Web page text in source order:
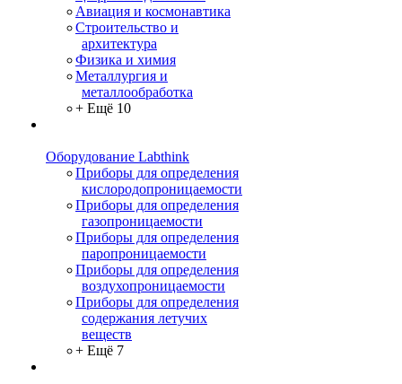
Авиация и космонавтика
Строительство и
архитектура
Физика и химия
Металлургия и
металлообработка
+ Ещё 10
Оборудование Labthink
Приборы для определения
кислородопроницаемости
Приборы для определения
газопроницаемости
Приборы для определения
паропроницаемости
Приборы для определения
воздухопроницаемости
Приборы для определения
содержания летучих
веществ
+ Ещё 7